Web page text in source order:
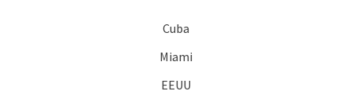
Cuba
Miami
EEUU